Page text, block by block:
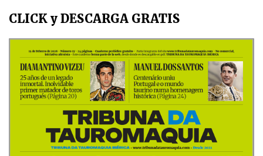
CLICK y DESCARGA GRATIS